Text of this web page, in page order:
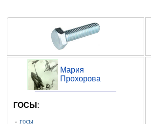
Мария
Прохорова
ГОСЫ :
» госы